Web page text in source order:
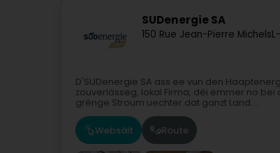
SUDenergie SA
150 Rue Jean-Pierre Michels
D'SUDenergie SA ass ee vun den
zouverlässeg, lokal Firma, déi ëmmer no
grénge Stroum uechter dat ganzt Land....
Websäit Route